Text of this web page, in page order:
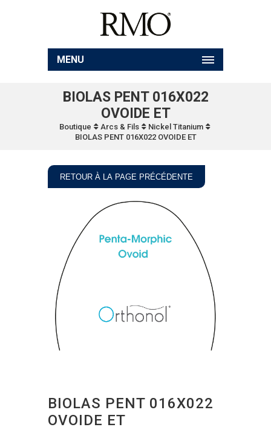
MENU
BIOLAS PENT 016X022
OVOIDE ET
Boutique Arcs & Fils
Nickel Titanium
BIOLAS PENT 016X022 OVOIDE ET
RETOUR À LA PAGE PRÉCÉDENTE
BIOLAS PENT 016X022
OVOIDE ET